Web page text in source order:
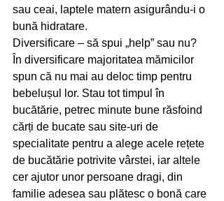
sau ceai, laptele matern asigurându-i o
bună hidratare.
Diversificare – să spui „help” sau nu?
În diversificare majoritatea mămicilor
spun că nu mai au deloc timp pentru
bebelușul lor. Stau tot timpul în
bucătărie, petrec minute bune răsfoind
cărți de bucate sau site-uri de
specialitate pentru a alege acele rețete
de bucătărie potrivite vârstei, iar altele
cer ajutor unor persoane dragi, din
familie adesea sau plătesc o bonă care